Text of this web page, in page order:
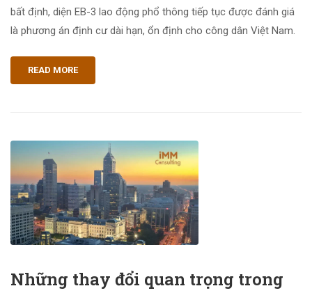
bất định, diện EB-3 lao động phổ thông tiếp tục được đánh giá
là phương án định cư dài hạn, ổn định cho công dân Việt Nam.
READ MORE
Những thay đổi quan trọng trong